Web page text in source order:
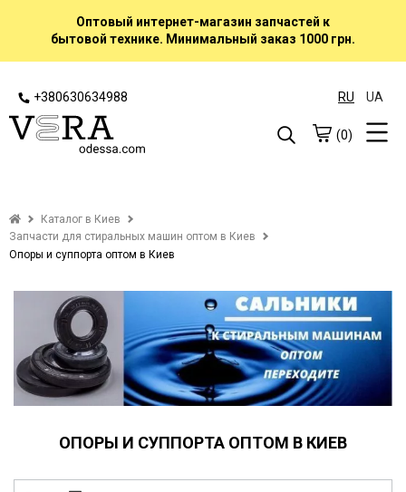
Оптовый интернет-магазин запчастей к
бытовой технике. Минимальный заказ 1000 грн.
+380630634988 RU UA
(0)
Каталог в Киев
Запчасти для стиральных машин оптом в Киев
Опоры и суппорта оптом в Киев
ОПОРЫ И СУППОРТА ОПТОМ В КИЕВ